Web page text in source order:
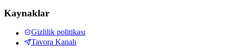
Kaynaklar
Gizlilik politikası
Tavora Kanalı